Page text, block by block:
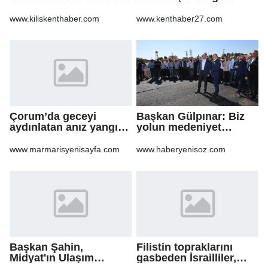
www.kiliskenthaber.com www.kenthaber27.com
Çorum’da geceyi
aydınlatan anız yangını
www.marmarisyenisayfa.com
Başkan Gülpınar: Biz
yolun medeniyet
www.haberyenisoz.com
Başkan Şahin,
Midyat'ın Ulaşım
Filistin topraklarını
gasbeden İsrailliler,